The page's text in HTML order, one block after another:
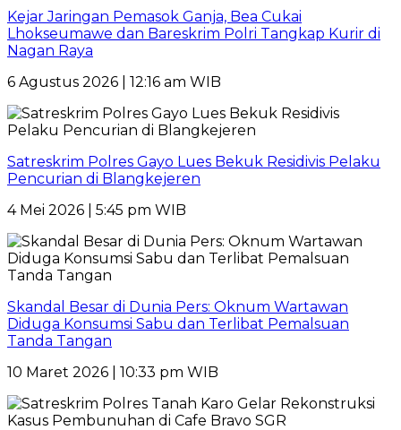
Kejar Jaringan Pemasok Ganja, Bea Cukai
Lhokseumawe dan Bareskrim Polri Tangkap Kurir di
Nagan Raya
6 Agustus 2026 | 12:16 am WIB
Satreskrim Polres Gayo Lues Bekuk Residivis Pelaku
Pencurian di Blangkejeren
4 Mei 2026 | 5:45 pm WIB
Skandal Besar di Dunia Pers: Oknum Wartawan
Diduga Konsumsi Sabu dan Terlibat Pemalsuan
Tanda Tangan
10 Maret 2026 | 10:33 pm WIB